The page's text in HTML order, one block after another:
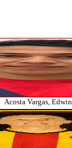
Acosta Vargas, Edwin